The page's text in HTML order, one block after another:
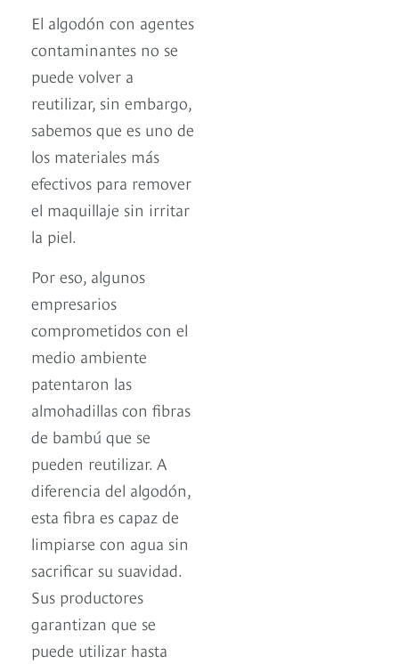
El algodón con agentes
contaminantes no se
puede volver a
reutilizar, sin embargo,
sabemos que es uno de
los materiales más
efectivos para remover
el maquillaje sin irritar
la piel.
Por eso, algunos
empresarios
comprometidos con el
medio ambiente
patentaron las
almohadillas con fibras
de bambú que se
pueden reutilizar. A
diferencia del algodón,
esta fibra es capaz de
limpiarse con agua sin
sacrificar su suavidad.
Sus productores
garantizan que se
puede utilizar hasta